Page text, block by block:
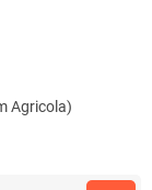
Agricola)